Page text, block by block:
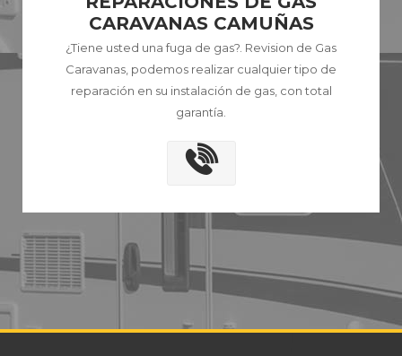
CARAVANAS CAMUÑAS
¿Tiene usted una fuga de gas?. Revision de Gas
Caravanas, podemos realizar cualquier tipo de
reparación en su instalación de gas, con total
garantía.